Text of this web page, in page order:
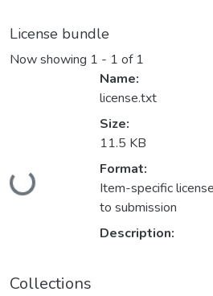
License bundle
Now showing 1 - 1 of 1
Loading...
Name:
license.txt
Size:
11.5 KB
Format:
Item-specific
to submission
Description:
Collections